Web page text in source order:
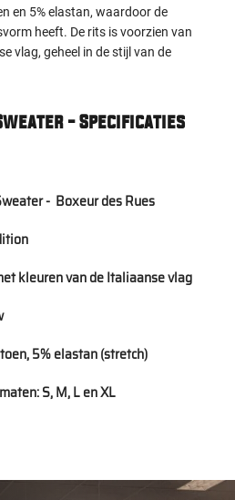
en 5% elastan, waardoor de
heeft. De rits is voorzien van
vlag, geheel in de stijl van de
- Specificaties
- Boxeur des Rues
kleuren van de Italiaanse vlag
5% elastan (stretch)
S, M, L en XL